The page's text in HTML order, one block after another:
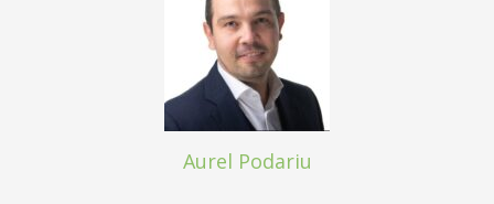
Aurel Podariu